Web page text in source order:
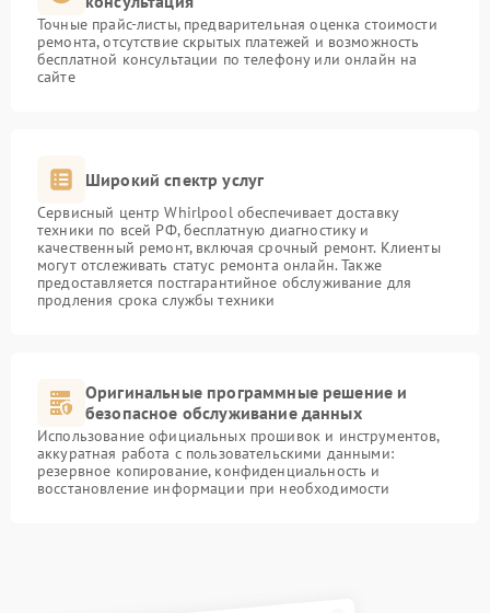
Точные прайс-листы, предварительная оценка стоимости
ремонта, отсутствие скрытых платежей и возможность
бесплатной консультации по телефону или онлайн на
сайте
Широкий спектр услуг
Сервисный центр Whirlpool обеспечивает доставку
техники по всей РФ, бесплатную диагностику и
качественный ремонт, включая срочный ремонт. Клиенты
могут отслеживать статус ремонта онлайн. Также
предоставляется постгарантийное обслуживание для
продления срока службы техники
Оригинальные программные решение и
безопасное обслуживание данных
Использование официальных прошивок и инструментов,
аккуратная работа с пользовательскими данными:
резервное копирование, конфиденциальность и
восстановление информации при необходимости